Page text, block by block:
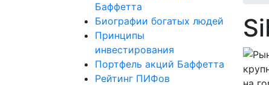
Баффетта
Биографии богатых людей
Принципы
инвестирования
Портфель акций Баффетта
Рейтинг ПИФов